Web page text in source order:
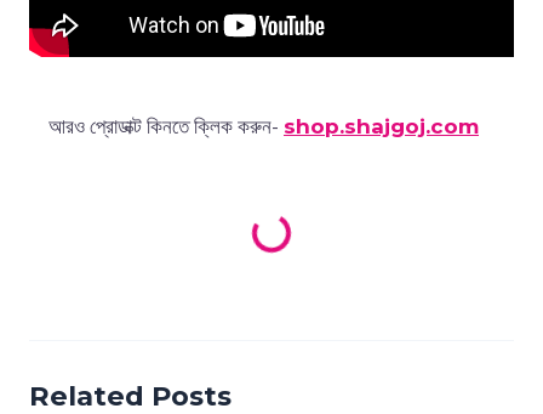
আরও প্রোডাক্ট কিনতে ক্লিক করুন- shop.shajgoj.com
Loading products...
Related Posts